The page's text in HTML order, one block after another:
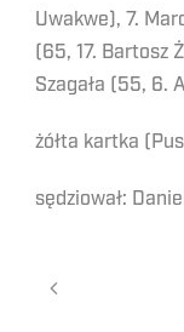
Uwakwe), 7.
(65, 17. Bartosz
Szagała (55, 6.
żółta kartka
sędziował: